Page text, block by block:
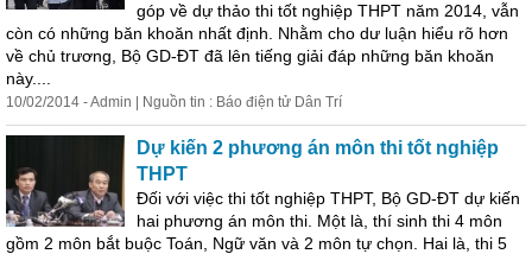
góp về dự thảo thi tốt nghiệp THPT năm 2014, vẫn
còn có những băn khoăn nhất định. Nhằm cho dư luận hiểu rõ hơn
về chủ trương, Bộ GD-ĐT đã lên tiếng giải đáp những băn khoăn
này....
10/02/2014 - Admin | Nguồn tin : Báo điện tử Dân Trí
Dự kiến 2 phương án môn thi tốt nghiệp
THPT
Đối với việc thi tốt nghiệp THPT, Bộ GD-ĐT dự kiến
hai phương án môn thi. Một là, thí sinh thi 4 môn
gồm 2 môn bắt buộc Toán, Ngữ văn và 2 môn tự chọn. Hai là, thi 5